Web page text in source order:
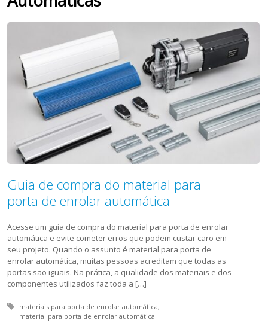
Guia de compra do material para
porta de enrolar automática
Acesse um guia de compra do material para porta de enrolar
automática e evite cometer erros que podem custar caro em
seu projeto. Quando o assunto é material para porta de
enrolar automática, muitas pessoas acreditam que todas as
portas são iguais. Na prática, a qualidade dos materiais e dos
componentes utilizados faz toda a […]
Tagged with:
materiais para porta de enrolar automática
material para porta de enrolar automática